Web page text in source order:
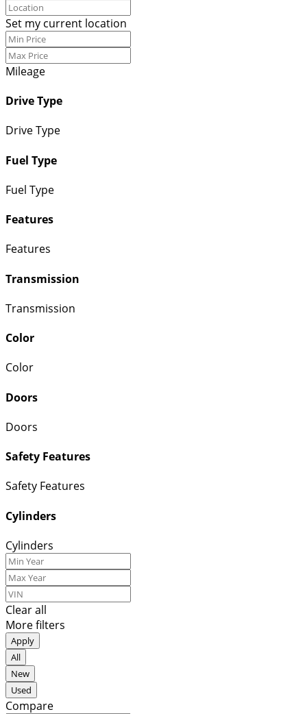
Set my current location
Mileage
Drive Type
Drive Type
Fuel Type
Fuel Type
Features
Features
Transmission
Transmission
Color
Color
Doors
Doors
Safety Features
Safety Features
Cylinders
Cylinders
Clear all
More filters
Apply
All
New
Used
Compare